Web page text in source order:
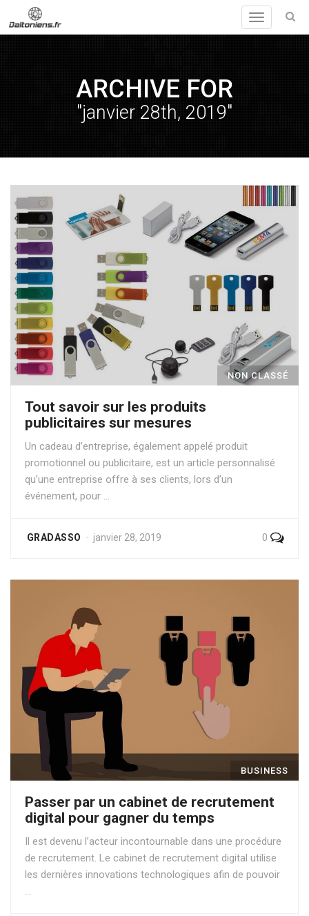
Toggle
navigation
ARCHIVE FOR
"janvier 28th, 2019"
NON CLASSÉ
Tout savoir sur les produits
publicitaires sur mesures
Un cadeau d’entreprise, également appelé produit
promotionnel ou publicitaire, est un article personnalisé
qu’une entreprise offre à ses clients, lors d’un
événement, pour …
0
GRADASSO janvier 28, 2019
BUSINESS
Passer par un cabinet de recrutement
digital pour gagner du temps
Il est devenu l’acteur incontournable dans une procédure
de recrutement. Le cabinet de recrutement digital utilise
les dernières innovations technologiques afin de pouvoir